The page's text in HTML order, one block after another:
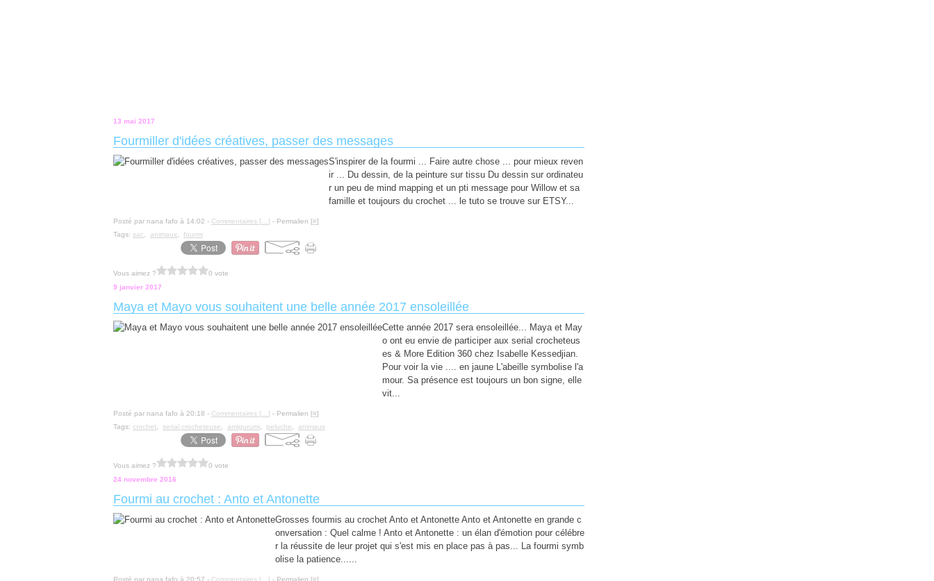
13 mai 2017
Fourmiller d'idées créatives, passer des messages
S'inspirer de la fourmi ... Faire autre chose ... pour mieux reven
ir ... Du dessin, de la peinture sur tissu Du dessin sur ordinateu
r un peu de mind mapping et un pti message pour Willow et sa
famille et toujours du crochet ... le tuto se trouve sur ETSY...
Posté par nana fafo à 14:02 - Commentaires [ ] - Permalien [#]
Tags: sac animaux fourmi
Vous aimez ?
0 vote
9 janvier 2017
Maya et Mayo vous souhaitent une belle année 2017 ensoleillée
Cette année 2017 sera ensoleillée... Maya et May
o ont eu envie de participer aux serial crocheteus
es & More Edition 360 chez Isabelle Kessedjian.
Pour voir la vie .... en jaune L'abeille symbolise l'a
mour. Sa présence est toujours un bon signe, elle
vit...
Posté par nana fafo à 20:18 - Commentaires [ ] - Permalien [#]
Tags: crochet serial crocheteuse amigurumi peluche animaux
Vous aimez ?
0 vote
24 novembre 2016
Fourmi au crochet : Anto et Antonette
Grosses fourmis au crochet Anto et Antonette Anto et Antonette en grande c
onversation : Quel calme ! Anto et Antonette : un élan d'émotion pour célébre
r la réussite de leur projet qui s'est mis en place pas à pas... La fourmi symb
olise la patience......
Posté par nana fafo à 20:57 - Commentaires [ ] - Permalien [#]